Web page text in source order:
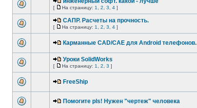
[ На страницу: 1 2 3 4 ]
САПР. Расчеты на прочность.
[ На страницу: 1 2 3 4 ]
Карманные CAD/CAE для Android телефонов.
Уроки SolidWorks
[ На страницу: 1 2 3 ]
FreeShip
Помогите pls! Нужен "чертеж" человека